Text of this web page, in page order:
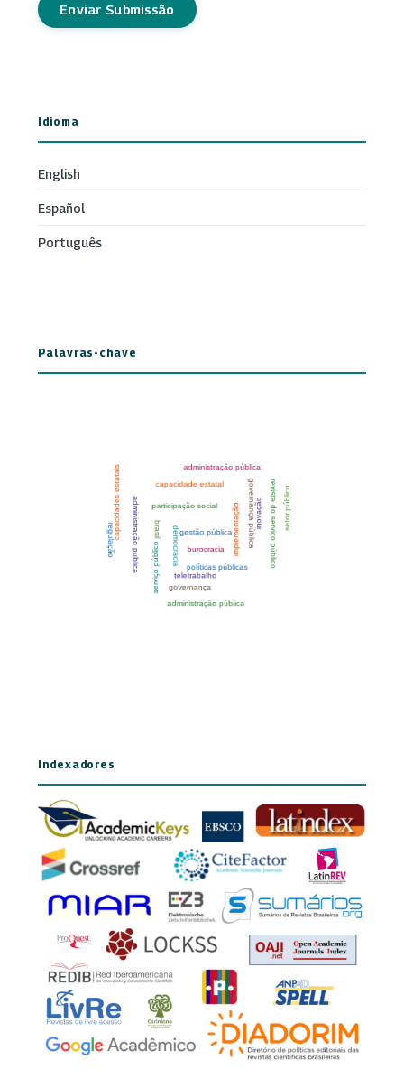
Enviar Submissão
Idioma
English
Español
Português
Palavras-chave
Indexadores